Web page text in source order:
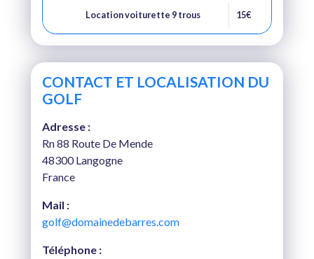
Location voiturette 9 trous 15€
CONTACT ET LOCALISATION DU
GOLF
Adresse :
Rn 88 Route De Mende
48300 Langogne
France
Mail :
golf@domainedebarres.com
Téléphone :